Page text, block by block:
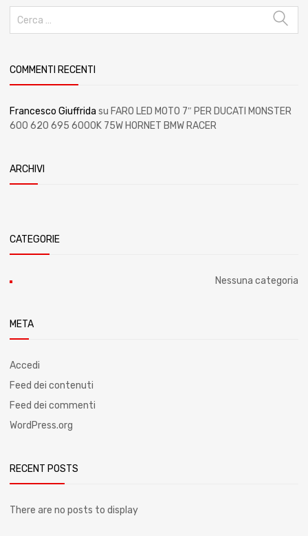
COMMENTI RECENTI
Francesco Giuffrida su FARO LED MOTO 7″ PER DUCATI MONSTER
600 620 695 6000K 75W HORNET BMW RACER
ARCHIVI
CATEGORIE
Nessuna categoria
META
Accedi
Feed dei contenuti
Feed dei commenti
WordPress.org
RECENT POSTS
There are no posts to display